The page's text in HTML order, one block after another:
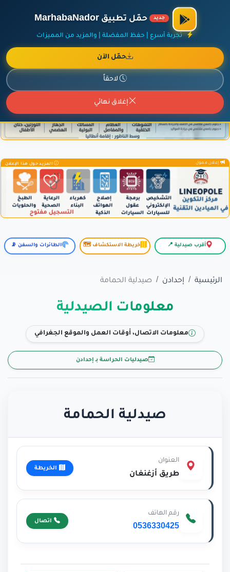
الراعي الرسمي لمنصة مرحباناظور،
أضف نشاطك مجاناً| آخر الإضافات|
جديد حمّل تطبيق MarhabaNador
تجربة أسرع | حفظ المفضلة | والمزيد من المميزات
حمّل الآن
لاحقاً
إغلاق نهائي
المزيد حول هذا الإعلان
إعلان ممول المزيد حول هذا الإعلان
أقرب صيدلية 📍 خريطة الاستكشاف 🗺️ الطائرات والسفن 📡
الرئيسية إحدادن صيدلية الحمامة
معلومات الصيدلية
معلومات الاتصال، أوقات العمل والموقع الجغرافي
صيدليات الحراسة بـ إحدادن
صيدلية الحمامة
العنوان
طريق أزغنغان
الخريطة
رقم الهاتف
0536330425
اتصال